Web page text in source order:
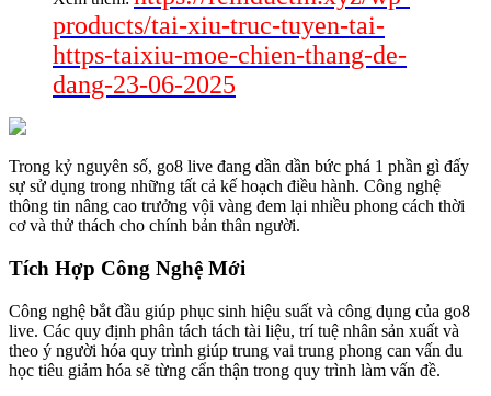
products/tai-xiu-truc-tuyen-tai-
https-taixiu-moe-chien-thang-de-
dang-23-06-2025
Trong kỷ nguyên số, go8 live đang dần dần bức phá 1 phần gì đấy
sự sử dụng trong những tất cả kế hoạch điều hành. Công nghệ
thông tin nâng cao trưởng vội vàng đem lại nhiều phong cách thời
cơ và thử thách cho chính bản thân người.
Tích Hợp Công Nghệ Mới
Công nghệ bắt đầu giúp phục sinh hiệu suất và công dụng của go8
live. Các quy định phân tách tách tài liệu, trí tuệ nhân sản xuất và
theo ý người hóa quy trình giúp trung vai trung phong can vấn du
học tiêu giảm hóa sẽ từng cẩn thận trong quy trình làm vấn đề.